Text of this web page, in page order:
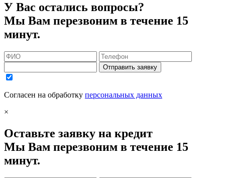
У Вас остались вопросы?
Мы Вам перезвоним в течение 15
минут.
Отправить заявку
Согласен на обработку персональных данных
×
Оставьте заявку на кредит
Мы Вам перезвоним в течение 15
минут.